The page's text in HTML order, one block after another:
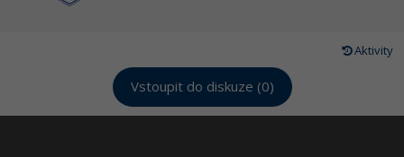
Aktivity
Vstoupit do diskuze (0)